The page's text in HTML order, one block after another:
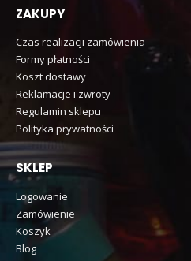
ZAKUPY
Czas realizacji zamówienia
Formy płatności
Koszt dostawy
Reklamacje i zwroty
Regulamin sklepu
Polityka prywatności
SKLEP
Logowanie
Zamówienie
Koszyk
Blog